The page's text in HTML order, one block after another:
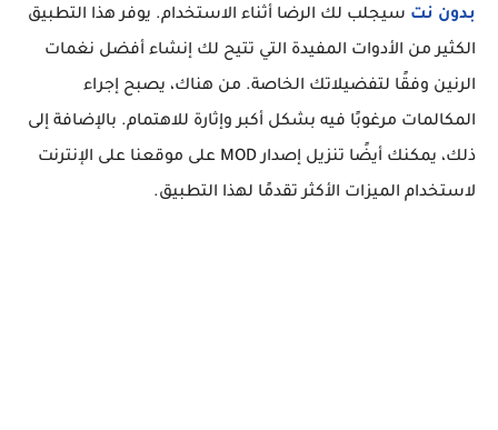
بدون نت سيجلب لك الرضا أثناء الاستخدام. يوفر هذا التطبيق
الكثير من الأدوات المفيدة التي تتيح لك إنشاء أفضل نغمات
الرنين وفقًا لتفضيلاتك الخاصة. من هناك، يصبح إجراء
المكالمات مرغوبًا فيه بشكل أكبر وإثارة للاهتمام. بالإضافة إلى
ذلك، يمكنك أيضًا تنزيل إصدار MOD على موقعنا على الإنترنت
لاستخدام الميزات الأكثر تقدمًا لهذا التطبيق.